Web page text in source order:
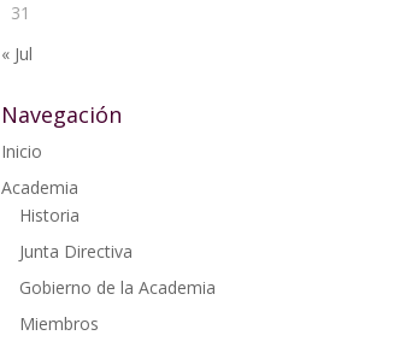
31
« Jul
Navegación
Inicio
Academia
Historia
Junta Directiva
Gobierno de la Academia
Miembros